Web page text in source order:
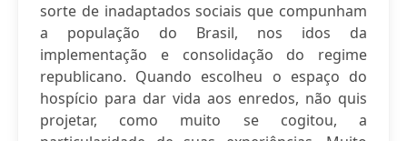
sorte de inadaptados sociais que compunham
a população do Brasil, nos idos da
implementação e consolidação do regime
republicano. Quando escolheu o espaço do
hospício para dar vida aos enredos, não quis
projetar, como muito se cogitou, a